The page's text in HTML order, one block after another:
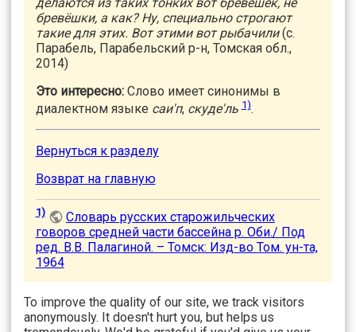
бревёшки, а как? Ну, специально строгают
такие для этих. Вот этими вот рыбачили(с.
Парабель, Парабельский р-н, Томская обл.,
2014)
Это интересно:Слово имеет синонимы в
диалектном языке саи'п, скуде'ль 1).
Вернуться к разделу
Возврат на главную
1)
Словарь русских старожильческих
говоров средней части бассейна р. Оби./ Под
ред. В.В. Палагиной. – Томск: Изд-во Том. ун-та,
1964
To improve the quality of our site, we track visitors
anonymously. It doesn't hurt you, but helps us